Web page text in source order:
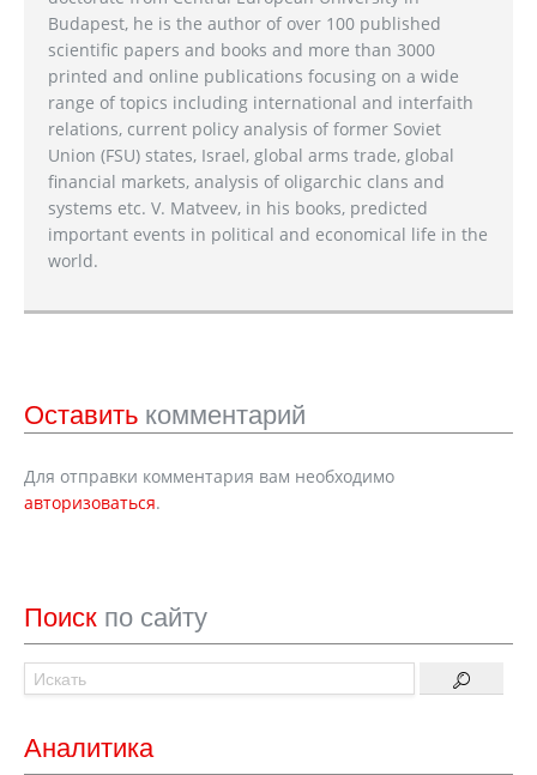
Budapest, he is the author of over 100 published
scientific papers and books and more than 3000
printed and online publications focusing on a wide
range of topics including international and interfaith
relations, current policy analysis of former Soviet
Union (FSU) states, Israel, global arms trade, global
financial markets, analysis of oligarchic clans and
systems etc. V. Matveev, in his books, predicted
important events in political and economical life in the
world.
Оставить комментарий
Для отправки комментария вам необходимо
авторизоваться.
Поиск по сайту
Аналитика